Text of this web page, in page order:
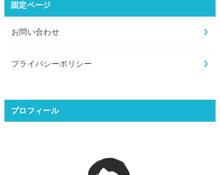
固定ページ
お問い合わせ
プライバシーポリシー
プロフィール